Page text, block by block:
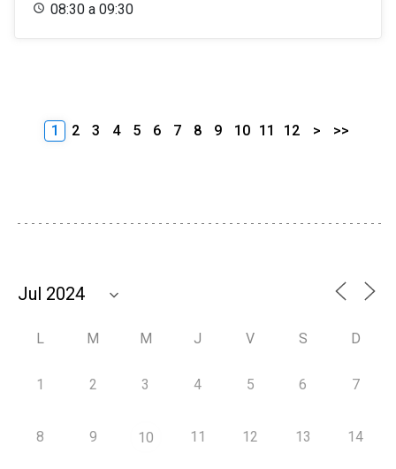
08:30 a 09:30
1 2 3 4 5 6 7 8 9 10 11 12 > >>
L M M J V S D
1 2 3 4 5 6 7
8 9 10 11 12 13 14